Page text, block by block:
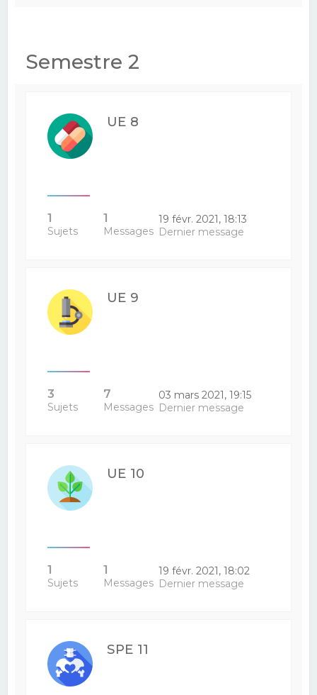
Semestre 2
UE 8
1
Sujets
1
Messages
19 févr. 2021, 18:13
Dernier message
UE 9
3
Sujets
7
Messages
03 mars 2021, 19:15
Dernier message
UE 10
1
Sujets
1
Messages
19 févr. 2021, 18:02
Dernier message
SPE 11